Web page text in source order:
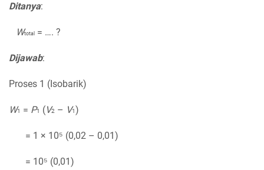
Ditanya:
Wtotal = …. ?
Dijawab:
Proses 1 (Isobarik)
W1 = P1 (V2 – V1)
= 1 × 10⁵ (0,02 – 0,01)
= 10⁵ (0,01)